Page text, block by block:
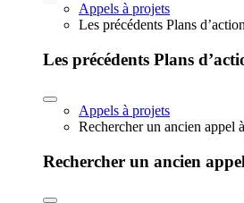
Appels à projets
Les précédents Plans
Les précédents Plans
Appels à projets
Rechercher un ancien appel
Rechercher un ancien